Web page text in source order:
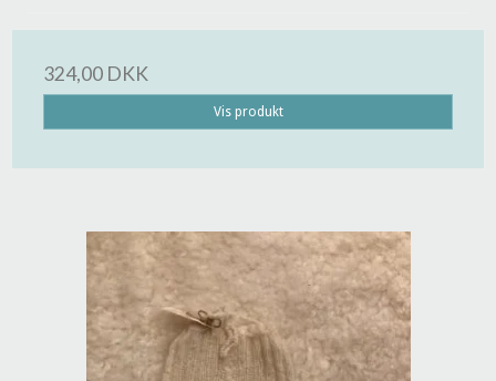
324,00 DKK
Vis produkt